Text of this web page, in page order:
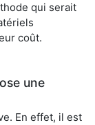
qui serait
coût.
une
En effet, il est